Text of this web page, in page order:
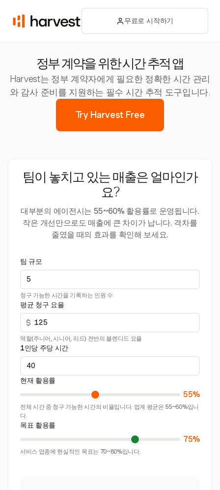
무료로 시작하기
정부 계약을 위한 시간 추적 앱
Harvest는 정부 계약자에게 필요한 정확한 시간 관리
와 감사 준비를 지원하는 필수 시간 추적 도구입니다.
Try Harvest Free
팀이 놓치고 있는 매출은 얼마인가
요?
대부분의 에이전시는 55~60% 활용률로 운영됩니다.
작은 개선만으로도 매출에 큰 차이가 납니다. 격차를
줄였을 때의 효과를 확인해 보세요.
팀 규모
청구 가능한 시간을 기록하는 인원 수
평균 청구 요율
$
역할(주니어, 시니어, 리드) 전반의 블렌디드 요율
1인당 주당 시간
현재 활용률
55%
전체 시간 중 청구 가능한 시간의 비율입니다. 업계 평균은 55~60%입니
다.
목표 활용률
75%
서비스 업종에 현실적인 목표는 70~80%입니다.